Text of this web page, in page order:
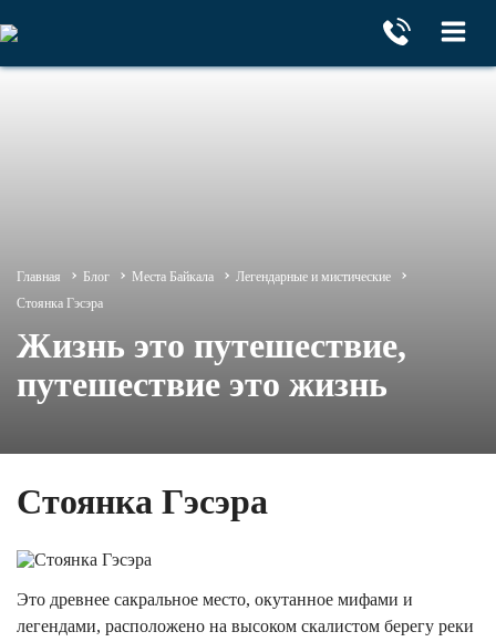
Главная Блог Места Байкала
Легендарные и мистические
Стоянка Гэсэра
Жизнь это путешествие,
путешествие это жизнь
Стоянка Гэсэра
Это древнее сакральное место, окутанное мифами и
легендами, расположено на высоком скалистом берегу реки